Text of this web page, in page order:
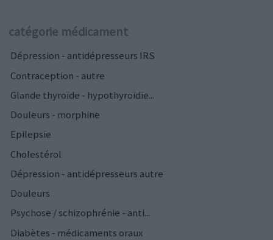
catégorie médicament
Dépression - antidépresseurs IRS
Contraception - autre
Glande thyroïde - hypothyroïdie...
Douleurs - morphine
Epilepsie
Cholestérol
Dépression - antidépresseurs autre
Douleurs
Psychose / schizophrénie - anti...
Diabètes - médicaments oraux